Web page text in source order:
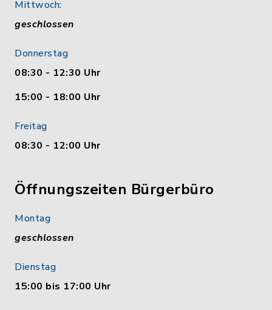
Mittwoch:
geschlossen
Donnerstag
08:30 - 12:30 Uhr
15:00 - 18:00 Uhr
Freitag
08:30 - 12:00 Uhr
Öffnungszeiten Bürgerbüro
Montag
geschlossen
Dienstag
15:00 bis 17:00 Uhr